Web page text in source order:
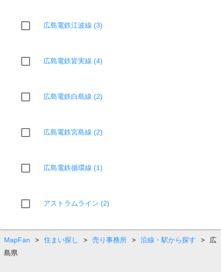
広島電鉄江波線 (3)
広島電鉄皆実線 (4)
広島電鉄白島線 (2)
広島電鉄宮島線 (2)
広島電鉄循環線 (1)
アストラムライン (2)
MapFan > 住まい探し > 売り事務所 > 沿線・駅から探す >
広
島県